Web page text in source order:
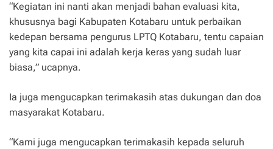
“Kegiatan ini nanti akan menjadi bahan evaluasi kita,
khususnya bagi Kabupaten Kotabaru untuk perbaikan
kedepan bersama pengurus LPTQ Kotabaru, tentu capaian
yang kita capai ini adalah kerja keras yang sudah luar
biasa,” ucapnya.
Ia juga mengucapkan terimakasih atas dukungan dan doa
masyarakat Kotabaru.
“Kami juga mengucapkan terimakasih kepada seluruh